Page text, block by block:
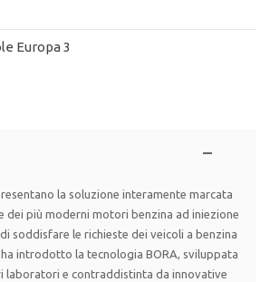
Europa 3
la soluzione interamente marcata
dei più moderni motori benzina ad iniezione
soddisfare le richieste dei veicoli a benzina
introdotto la tecnologia BORA, sviluppata
laboratori e contraddistinta da innovative